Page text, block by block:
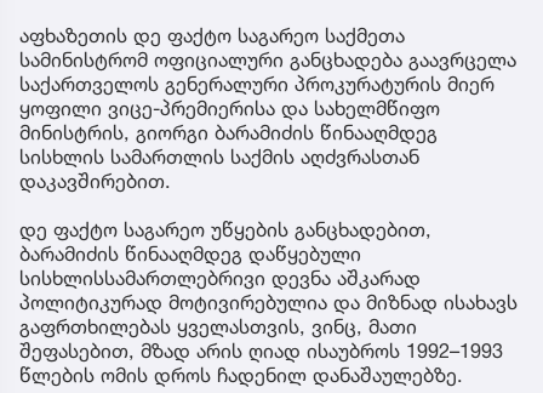
აფხაზეთის დე ფაქტო საგარეო საქმეთა
სამინისტრომ ოფიციალური განცხადება გაავრცელა
საქართველოს გენერალური პროკურატურის მიერ
ყოფილი ვიცე-პრემიერისა და სახელმწიფო
მინისტრის, გიორგი ბარამიძის წინააღმდეგ
სისხლის სამართლის საქმის აღძვრასთან
დაკავშირებით.
დე ფაქტო საგარეო უწყების განცხადებით,
ბარამიძის წინააღმდეგ დაწყებული
სისხლისსამართლებრივი დევნა აშკარად
პოლიტიკურად მოტივირებულია და მიზნად ისახავს
გაფრთხილებას ყველასთვის, ვინც, მათი
შეფასებით, მზად არის ღიად ისაუბროს 1992–1993
წლების ომის დროს ჩადენილ დანაშაულებზე.